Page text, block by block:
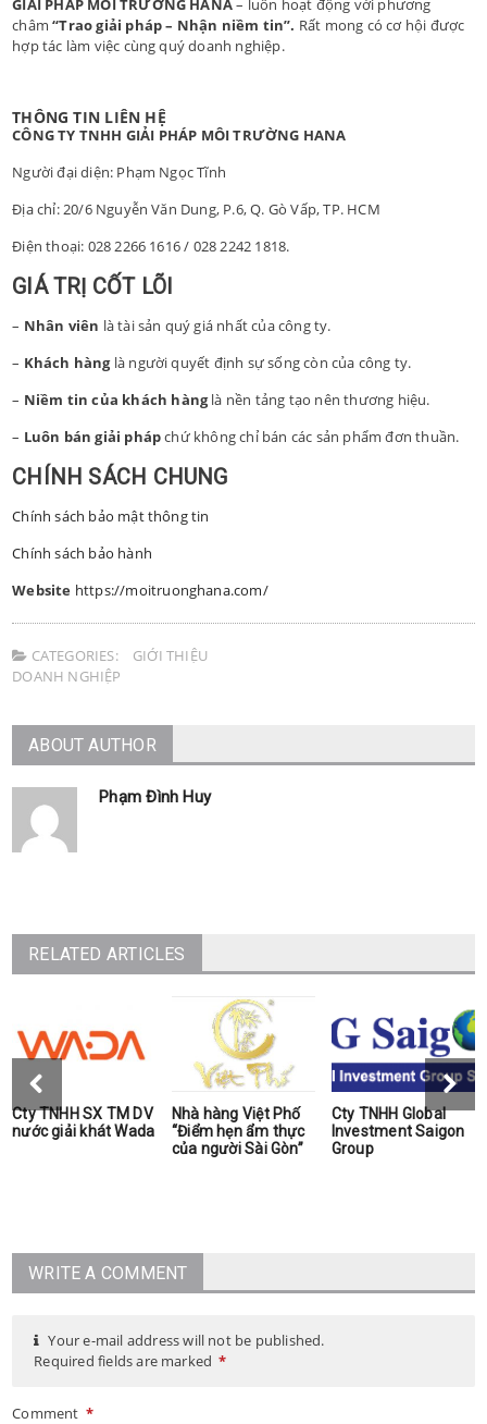
GIẢI PHÁP MÔI TRƯỜNG HANA– luôn hoạt động với phương
châm“Trao giải pháp – Nhận niềm tin”. Rất mong có cơ hội được
hợp tác làm việc cùng quý doanh nghiệp.
THÔNG TIN LIÊN HỆ
CÔNG TY TNHH GIẢI PHÁP MÔI TRƯỜNG HANA
Người đại diện: Phạm Ngọc Tĩnh
Địa chỉ: 20/6 Nguyễn Văn Dung, P.6, Q. Gò Vấp, TP. HCM
Điện thoại: 028 2266 1616 / 028 2242 1818.
GIÁ TRỊ CỐT LÕI
– Nhân viên là tài sản quý giá nhất của công ty.
– Khách hànglà người quyết định sự sống còn của công ty.
– Niềm tin của khách hànglà nền tảng tạo nên thương hiệu.
– Luôn bán giải phápchứ không chỉ bán các sản phẩm đơn thuần.
CHÍNH SÁCH CHUNG
Chính sách bảo mật thông tin
Chính sách bảo hành
Website https://moitruonghana.com/
CATEGORIES:
GIỚI THIỆU
DOANH NGHIỆP
ABOUT AUTHOR
Phạm Đình Huy
RELATED ARTICLES
Cty TNHH SX TM DV
nước giải khát Wada
Nhà hàng Việt Phố
“Điểm hẹn ẩm thực
của người Sài Gòn”
Cty TNHH Global
Investment Saigon
Group
WRITE A COMMENT
Your e-mail address will not be published.
Required fields are marked *
Comment *